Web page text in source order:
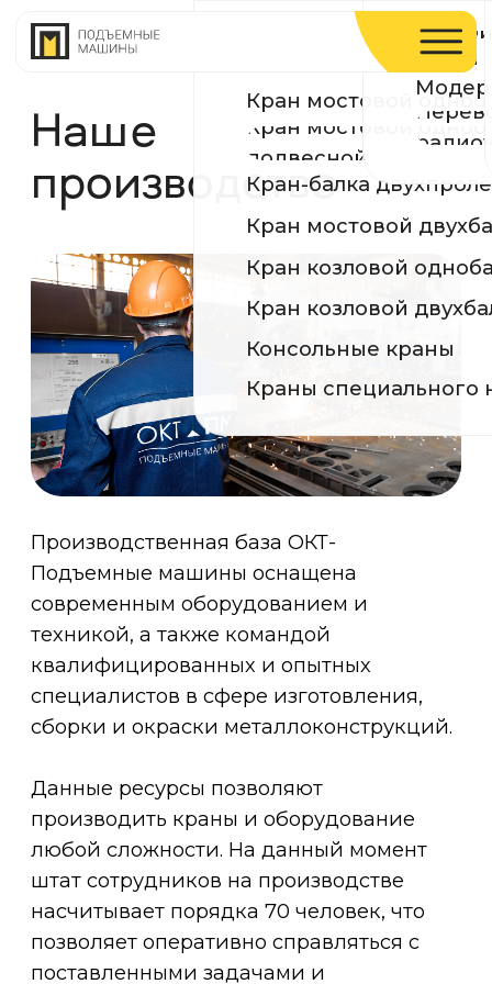
Кран мостовой двухбалочный
Краны специального назначения
Кран козловой двухбалочный
Кран-балка двухпролётная подвесная
Кран мостовой однобалочный опорный
Кран мостовой однобалочный
подвесной
Кран козловой однобалочный
Модернизация и
Устройство и ремонт
радиоуправлениеГеография
производство
Производственная база ОКТ-
Подъемные машины оснащена
современным оборудованием и
техникой, а также командой
квалифицированных и опытных
специалистов в сфере изготовления,
Данные ресурсы позволяют
производить краны и оборудование
любой сложности. На данный момент
штат сотрудников на производстве
насчитывает порядка 70 человек, что
позволяет оперативно справляться с
поставленными задачами и
значительно сокращать сроки
производства кранового оборудования.
Звоните - мы всегда открыты к новому
реализации самых сложных проектов.
Лучше один раз увидеть, чем сто раз
услышать - приглашаем Вас посетить
наш завод и лично убедиться в наших
возможностях и качестве
производимой продукции.